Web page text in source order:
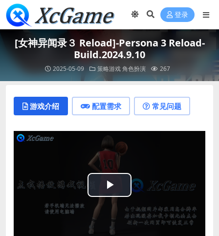
登录
[女神异闻录３ Reload]-Persona 3 Reload-
Build.2024.9.10
2025-05-09 策略游戏角色扮演 267
游戏介绍 配置需求 常见问题
Play
Video